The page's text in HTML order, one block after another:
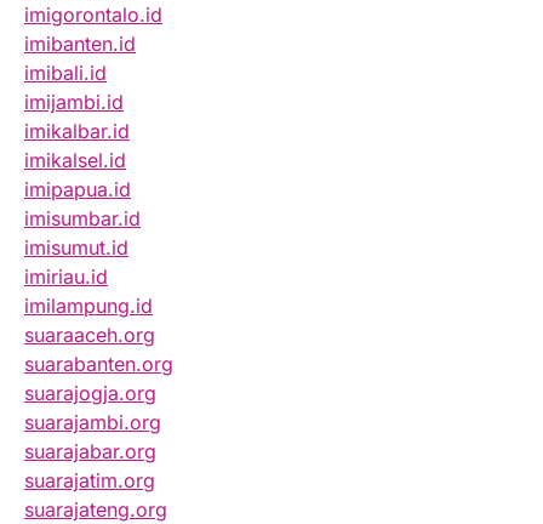
imigorontalo.id
imibanten.id
imibali.id
imijambi.id
imikalbar.id
imikalsel.id
imipapua.id
imisumbar.id
imisumut.id
imiriau.id
imilampung.id
suaraaceh.org
suarabanten.org
suarajogja.org
suarajambi.org
suarajabar.org
suarajatim.org
suarajateng.org